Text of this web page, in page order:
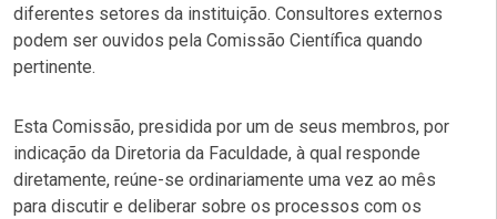
diferentes setores da instituição. Consultores externos
podem ser ouvidos pela Comissão Científica quando
pertinente.
Esta Comissão, presidida por um de seus membros, por
indicação da Diretoria da Faculdade, à qual responde
diretamente, reúne-se ordinariamente uma vez ao mês
para discutir e deliberar sobre os processos com os